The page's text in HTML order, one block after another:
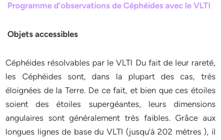
Programme d’observations de Céphéides avec le VLTI
Objets accessibles
Céphéides résolvables par le VLTI Du fait de leur rareté,
les Céphéides sont, dans la plupart des cas, très
éloignées de la Terre. De ce fait, et bien que ces étoiles
soient des étoiles supergéantes, leurs dimensions
angulaires sont généralement très faibles. Grâce aux
longues lignes de base du VLTI (jusqu’à 202 mètres ), il